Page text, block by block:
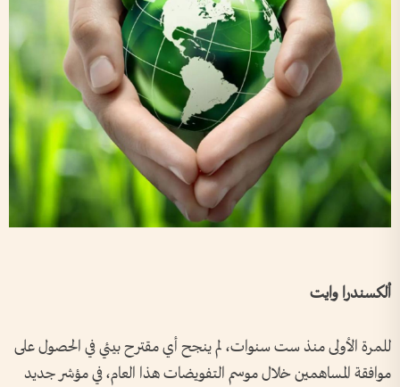
ألكسندرا وايت
للمرة الأولى منذ ست سنوات، لم ينجح أي مقترح بيئي في الحصول على
موافقة المساهمين خلال موسم التفويضات هذا العام، في مؤشر جديد